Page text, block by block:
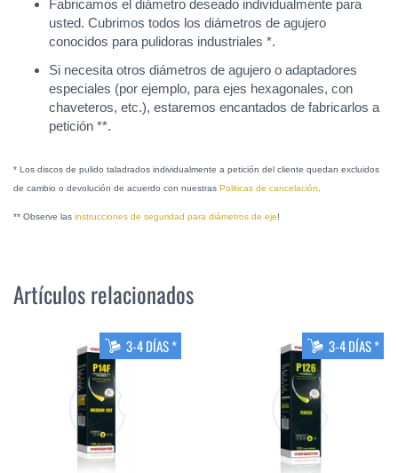
Fabricamos el diámetro deseado individualmente para
usted. Cubrimos todos los diámetros de agujero
conocidos para pulidoras industriales *.
Si necesita otros diámetros de agujero o adaptadores
especiales (por ejemplo, para ejes hexagonales, con
chaveteros, etc.), estaremos encantados de fabricarlos a
petición **.
* Los discos de pulido taladrados individualmente a petición del cliente quedan excluidos
de cambio o devolución de acuerdo con nuestras Politicas de cancelación
** Observe las instrucciones de seguridad para diámetros de eje!
Artículos relacionados
3-4 DÍAS * 3-4 DÍAS *